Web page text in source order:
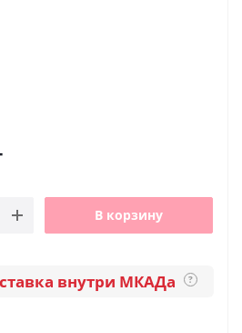
В корзину
внутри МКАДа ?